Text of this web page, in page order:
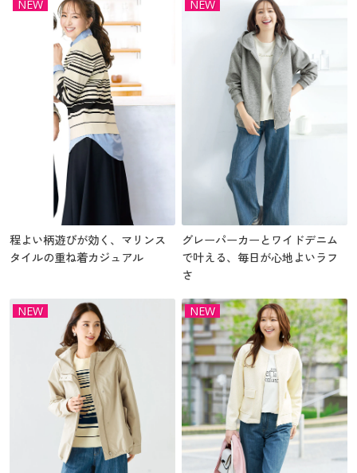
NEW
程よい柄遊びが効く、マリンス
タイルの重ね着カジュアル
NEW
グレーパーカーとワイドデニム
で叶える、毎日が心地よいラフ
さ
NEW NEW